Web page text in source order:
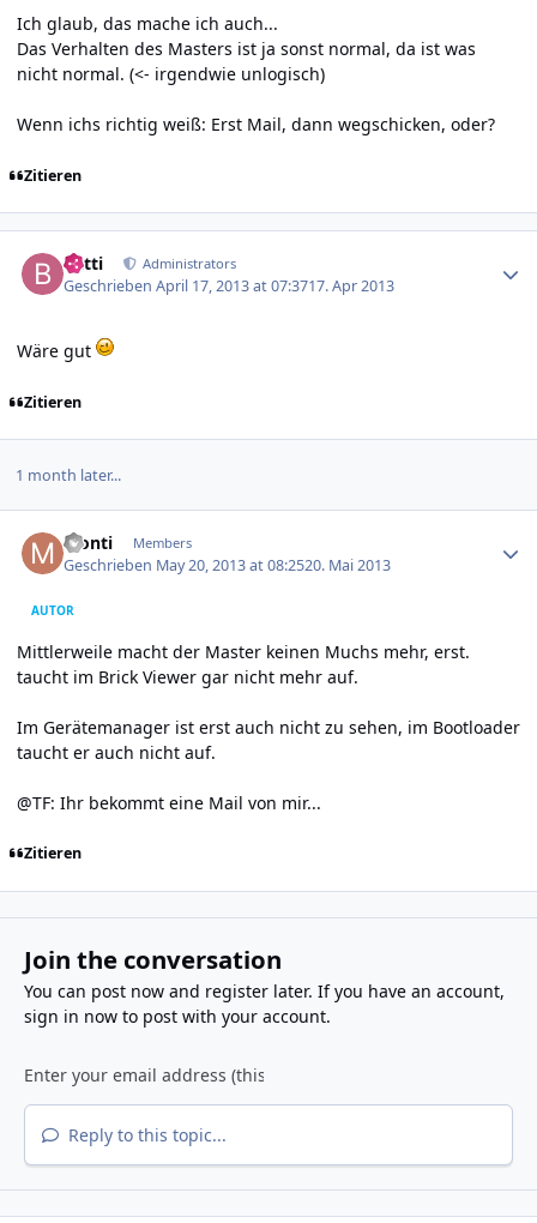
Ich glaub, das mache ich auch...
Das Verhalten des Masters ist ja sonst normal, da ist was
nicht normal. (<- irgendwie unlogisch)
Wenn ichs richtig weiß: Erst Mail, dann wegschicken, oder?
Zitieren
batti Administrators
GeschriebenApril 17, 2013 at 07:3717. Apr 2013
Wäre gut
Zitieren
1 month later...
Monti Members
Geschrieben May 20, 2013 at 08:2520. Mai 2013
AUTOR
Mittlerweile macht der Master keinen Muchs mehr, erst.
taucht im Brick Viewer gar nicht mehr auf.
Im Gerätemanager ist erst auch nicht zu sehen, im Bootloader
taucht er auch nicht auf.
@TF: Ihr bekommt eine Mail von mir...
Zitieren
Join the conversation
You can post now and register later. If you have an account,
sign in nowto post with your account.
Reply to this topic...